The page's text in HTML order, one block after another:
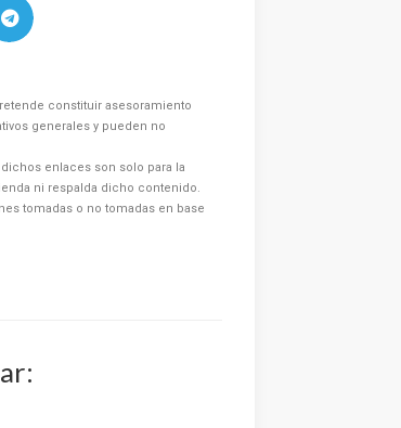
constituir asesoramiento
generales y pueden no
enlaces son solo para la
ni respalda dicho contenido.
tomadas o no tomadas en base